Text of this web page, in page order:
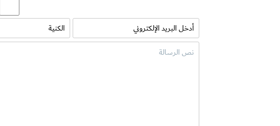
نهيان ، رئيس الدولة “حفظه الله”، وصاحب
رئيس الدولة رئيس مجلس الوزراء حاكم دبى
المؤسس المغفور له الشيخ زايد بن سلطان آل